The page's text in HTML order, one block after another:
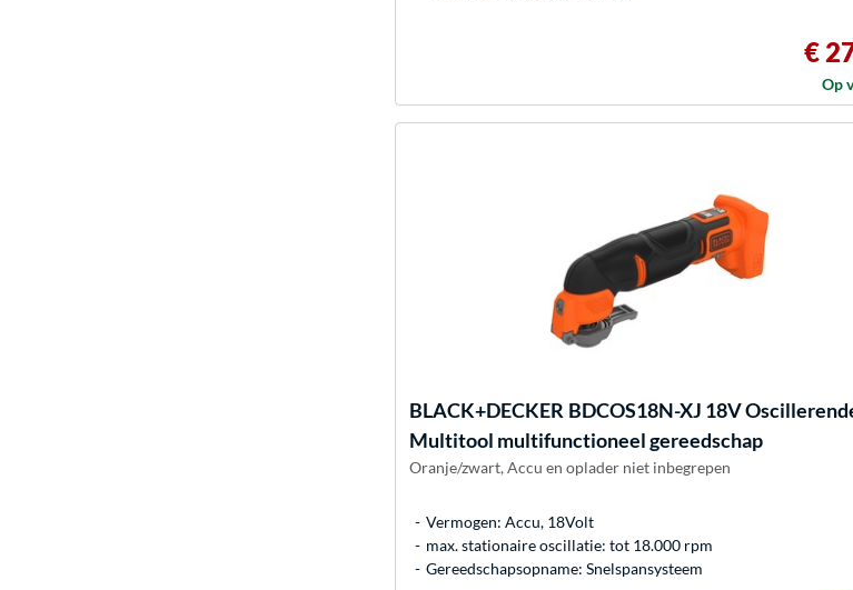
€
Op
BLACK+DECKER BDCOS18N-XJ 18V
Multitool multifunctioneel gereedschap
Oranje/zwart, Accu en oplader niet inbegrepen
Vermogen: Accu, 18Volt
max. stationaire oscillatie: tot 18.000 rpm
Gereedschapsopname: Snelspansysteem